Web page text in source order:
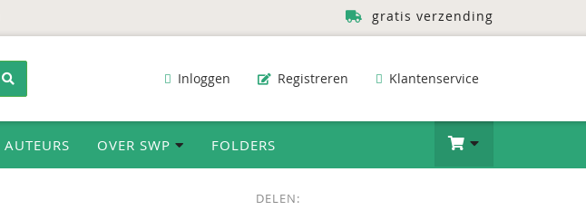
gratis verzending
Inloggen Registreren Klantenservice
AUTEURS OVER SWP FOLDERS
DELEN: